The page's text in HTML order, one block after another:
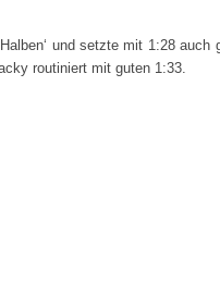
und setzte mit 1:28
routiniert mit guten 1:33.